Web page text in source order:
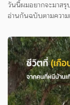
วันนี้ผมอยากจะมาสรุ
อ่านกันฉบับตามความเ